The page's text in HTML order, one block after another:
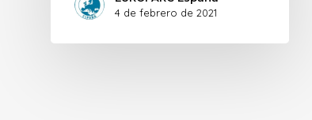
4 de febrero de 2021